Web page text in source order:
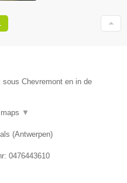
Chevremont en in de
▼
(Antwerpen)
0476443610